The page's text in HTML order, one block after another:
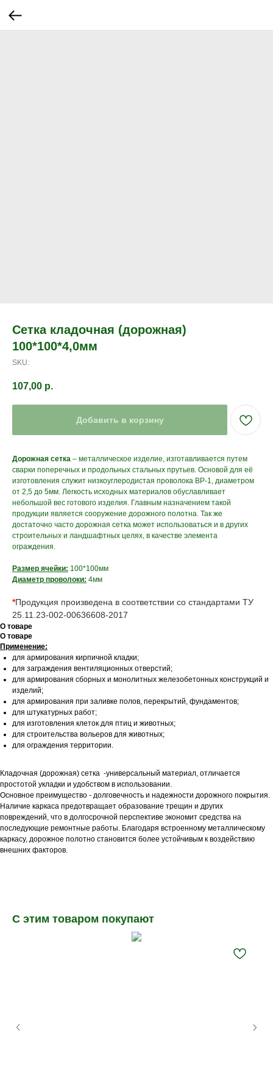
Сетка кладочная (дорожная)
100*100*4,0мм
SKU:
107,00 р.
Добавить в корзину
Дорожная сетка – металлическое изделие, изготавливается путем
сварки поперечных и продольных стальных прутьев. Основой для её
изготовления служит низкоуглеродистая проволока ВР-1, диаметром
от 2,5 до 5мм. Легкость исходных материалов обуславливает
небольшой вес готового изделия. Главным назначением такой
продукции является сооружение дорожного полотна. Так же
достаточно часто дорожная сетка может использоваться и в других
строительных и ландшафтных целях, в качестве элемента
ограждения.
Размер ячейки: 100*100мм
Диаметр проволоки: 4мм
*Продукция произведена в соответствии со стандартами ТУ
25.11.23-002-00636608-2017
О товаре
О товаре
Применение:
для армирования кирпичной кладки;
для заграждения вентиляционных отверстий;
для армирования сборных и монолитных железобетонных конструкций и
изделий;
для армирования при заливке полов, перекрытий, фундаментов;
для штукатурных работ;
для изготовления клеток для птиц и животных;
для строительства вольеров для животных;
для ограждения территории.
Кладочная (дорожная) сетка -универсальный материал, отличается
простотой укладки и удобством в использовании.
Основное преимущество - долговечность и надежности дорожного покрытия.
Наличие каркаса предотвращает образование трещин и других
повреждений, что в долгосрочной перспективе экономит средства на
последующие ремонтные работы. Благодаря встроенному металлическому
каркасу, дорожное полотно становится более устойчивым к воздействию
внешних факторов.
С этим товаром покупают